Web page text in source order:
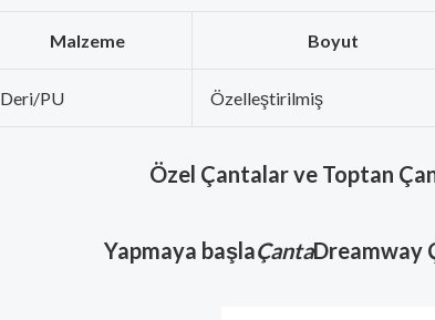
Malzeme Boyut
Deri/PU Özelleştirilmiş
Özel Çantalar ve Toptan
Yapmaya başlaÇantaDreamway